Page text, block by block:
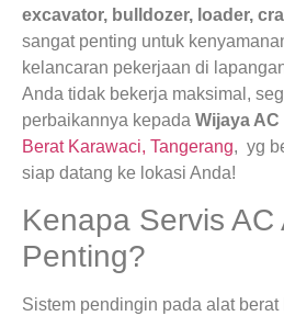
excavator, bulldozer, loader,
sangat penting untuk
kelancaran pekerjaan di
Anda tidak bekerja maksimal,
perbaikannya kepada Wijaya AC
Berat Karawaci, Tangerang, yg
siap datang ke lokasi Anda!
Kenapa Servis
Penting?
Sistem pendingin pada alat